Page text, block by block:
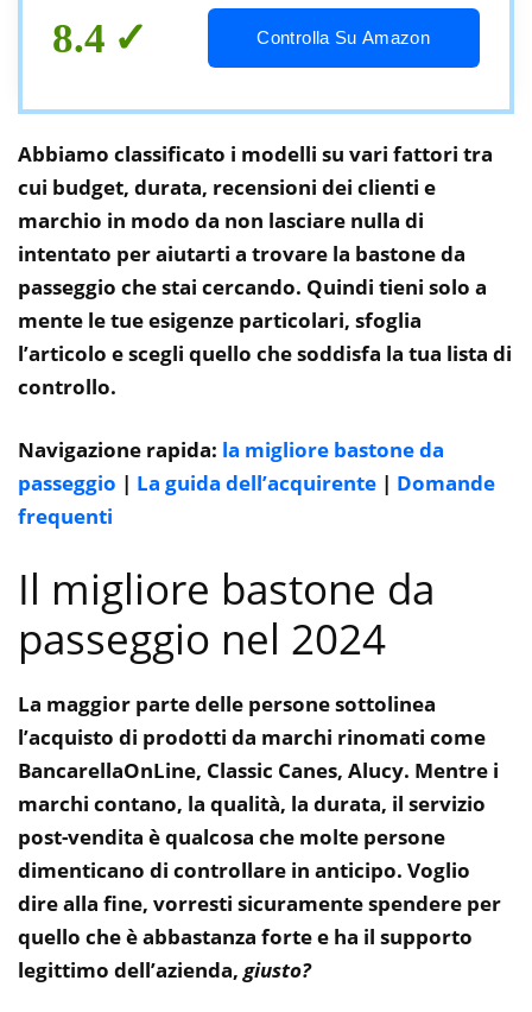
8.4 Controlla Su Amazon
Abbiamo classificato i modelli su vari fattori tra
cui budget, durata, recensioni dei clienti e
marchio in modo da non lasciare nulla di
intentato per aiutarti a trovare la bastone da
passeggio che stai cercando. Quindi tieni solo a
mente le tue esigenze particolari, sfoglia
l’articolo e scegli quello che soddisfa la tua lista di
controllo.
Navigazione rapida: la migliore bastone da
passeggio | La guida dell’acquirente | Domande
frequenti
Il migliore bastone da
passeggio nel 2024
La maggior parte delle persone sottolinea
l’acquisto di prodotti da marchi rinomati come
BancarellaOnLine, Classic Canes, Alucy. Mentre i
marchi contano, la qualità, la durata, il servizio
post-vendita è qualcosa che molte persone
dimenticano di controllare in anticipo. Voglio
dire alla fine, vorresti sicuramente spendere per
quello che è abbastanza forte e ha il supporto
legittimo dell’azienda, giusto?